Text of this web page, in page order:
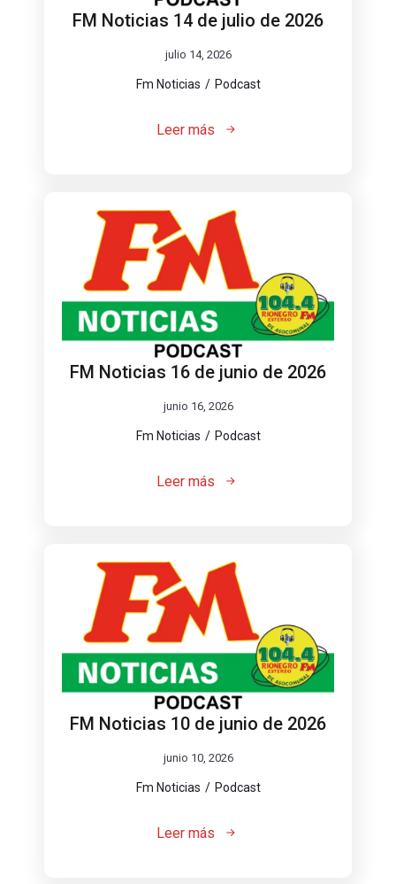
FM Noticias 14 de julio de 2026
julio 14, 2026
Fm Noticias Podcast
Leer más
FM Noticias 16 de junio de 2026
junio 16, 2026
Fm Noticias Podcast
Leer más
FM Noticias 10 de junio de 2026
junio 10, 2026
Fm Noticias Podcast
Leer más